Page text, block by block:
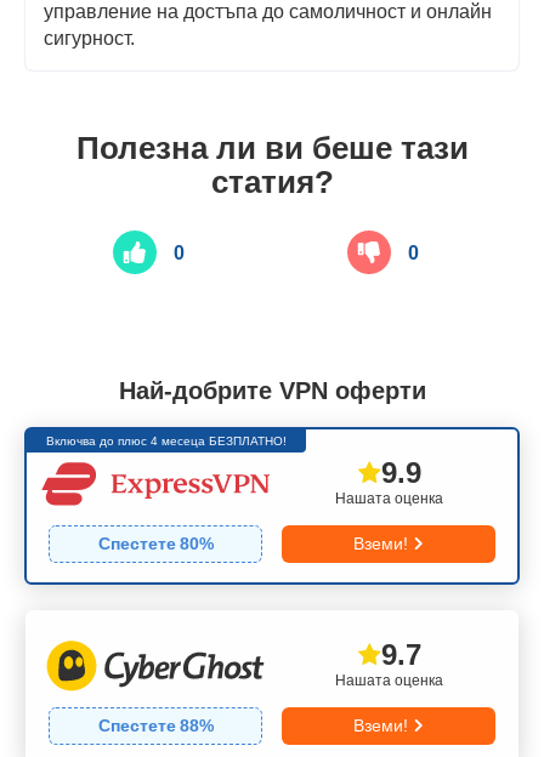
управление на достъпа до самоличност и онлайн
сигурност.
Полезна ли ви беше тази
статия?
0 0
Най-добрите VPN оферти
Включва до плюс 4 месеца БЕЗПЛАТНО!
Нашата оценка
9.9
Спестете 80% Вземи!
Нашата оценка
9.7
Спестете 88% Вземи!